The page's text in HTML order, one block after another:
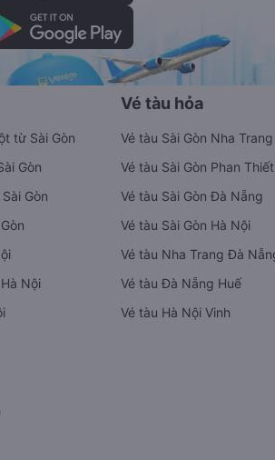
từ Sài Gòn
Gòn
Gòn
Nội
Vé tàu hỏa
Vé tàu Sài Gòn Nha Trang
Vé tàu Sài Gòn Phan Thiết
Vé tàu Sài Gòn Đà Nẵng
Vé tàu Sài Gòn Hà Nội
Vé tàu Nha Trang Đà
Vé tàu Đà Nẵng Huế
Vé tàu Hà Nội Vinh